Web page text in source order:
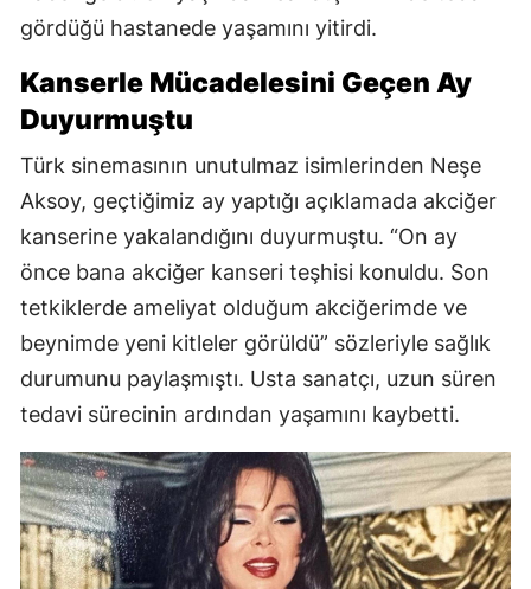
gördüğü hastanede yaşamını yitirdi.
Kanserle Mücadelesini Geçen Ay
Duyurmuştu
Türk sinemasının unutulmaz isimlerinden Neşe
Aksoy, geçtiğimiz ay yaptığı açıklamada akciğer
kanserine yakalandığını duyurmuştu. “On ay
önce bana akciğer kanseri teşhisi konuldu. Son
tetkiklerde ameliyat olduğum akciğerimde ve
beynimde yeni kitleler görüldü” sözleriyle sağlık
durumunu paylaşmıştı. Usta sanatçı, uzun süren
tedavi sürecinin ardından yaşamını kaybetti.